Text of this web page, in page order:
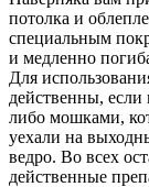
потолка и
специальным
и медленно
Для
действенны,
либо мошками,
уехали на
ведро. Во всех
действенные